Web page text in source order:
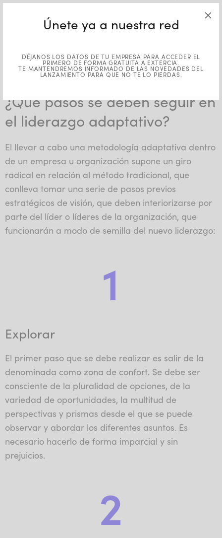
Únete ya a nuestra red
DÉJANOS LOS DATOS DE TU EMPRESA PARA ACCEDER EL
PRIMERO DE FORMA GRATUITA A EXTERCIA.
TE MANTENDREMOS INFORMADO DE LAS NOVEDADES DEL
LANZAMIENTO PARA QUE NO TE LO PIERDAS.
situacional, el cual se adapta al contexto y al
entorno, el liderazgo adaptativo lo hace hacia las
personas que forman la organización. Desde esta
allá de las circunstancias materiales, teniendo en
cuenta el factor humano ante cualquier otro.
¿Qué pasos se deben seguir en
el liderazgo adaptativo?
El llevar a cabo una metodología adaptativa dentro
de un empresa u organización supone un giro
radical en relación al método tradicional, que
conlleva tomar una serie de pasos previos
estratégicos de visión, que deben interiorizarse por
parte del líder o líderes de la organización, que
funcionarán a modo de semilla del nuevo liderazgo:
1
Explorar
El primer paso que se debe realizar es salir de la
denominada como zona de confort. Se debe ser
consciente de la pluralidad de opciones, de la
variedad de oportunidades, la multitud de
perspectivas y prismas desde el que se puede
observar y abordar los diferentes asuntos. Es
necesario hacerlo de forma imparcial y sin
prejuicios.
2